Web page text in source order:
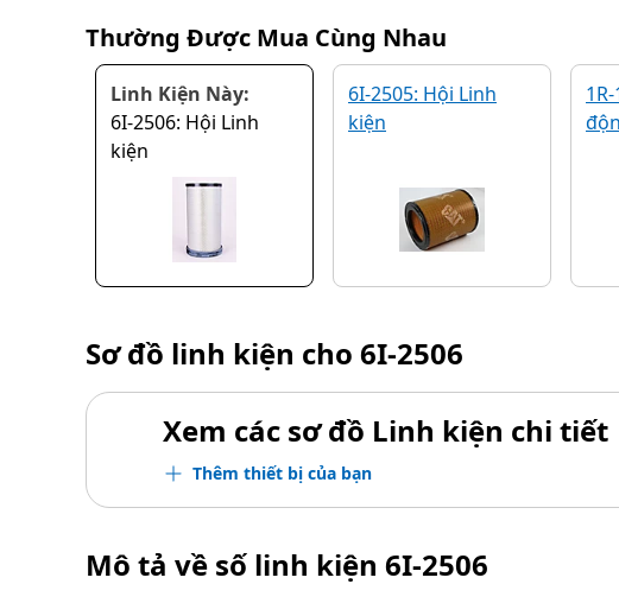
Thường Được Mua Cùng Nhau
Linh Kiện Này:
6I-2506: Hội Linh
kiện
6I-2505: Hội Linh
kiện
Sơ đồ linh kiện cho 6I-2506
Xem các sơ đồ Linh kiện chi tiết
Thêm thiết bị của bạn
Mô tả về số linh kiện 6I-2506